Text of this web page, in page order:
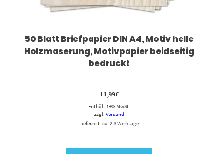
50 Blatt Briefpapier DIN A4, Motiv helle
Holzmaserung, Motivpapier beidseitig
bedruckt
11,99€
Enthält 19% MwSt.
zzgl. Versand
Lieferzeit: ca. 2-3 Werktage